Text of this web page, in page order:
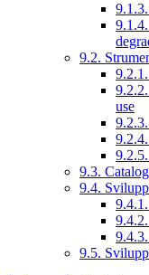
9.2.
use
9.3.
9.4.
9.5.